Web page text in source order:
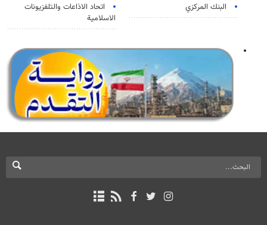
البنك المركزي
اتحاد الاذاعات والتلفزيونات
الاسلامية